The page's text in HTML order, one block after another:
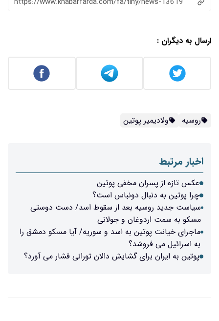
ارسال به دیگران :
روسیه ولادیمیر پوتین
اخبار مرتبط
عکس تازه از پسران مخفی پوتین
چرا پوتین به دنبال دونباس است؟
سیاست جدید روسیه بعد از سقوط اسد/ دست دوستی
مسکو به سمت اردوغان و جولانی
ماجرای خیانت پوتین به اسد و سوریه/ آیا مسکو دمشق را
به اسرائیل می فروشد؟
پوتین به ایران برای گشایش دالان تورانی فشار می آورد؟